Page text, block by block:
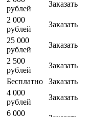
рублей
Заказать
2 000
рублей
Заказать
25 000
рублей
Заказать
2 500
рублей
Заказать
Бесплатно
Заказать
4 000
рублей
Заказать
6 000